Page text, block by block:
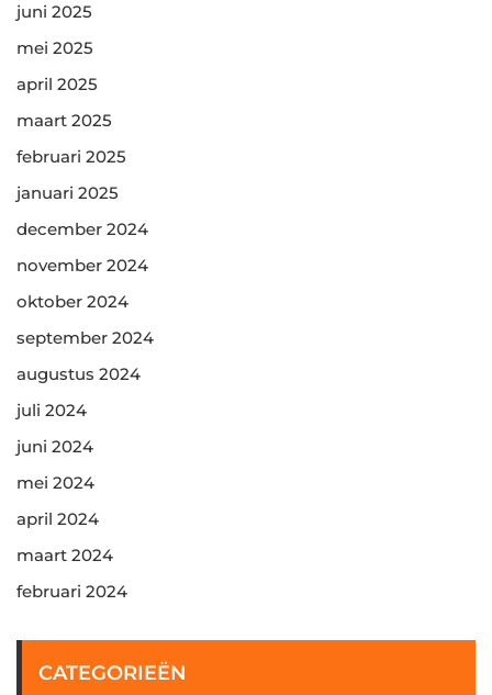
juni 2025
mei 2025
april 2025
maart 2025
februari 2025
januari 2025
december 2024
november 2024
oktober 2024
september 2024
augustus 2024
juli 2024
juni 2024
mei 2024
april 2024
maart 2024
februari 2024
CATEGORIEËN